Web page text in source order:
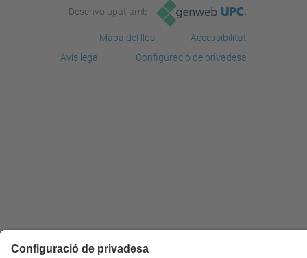
Desenvolupat amb
Mapa del lloc
Accessibilitat
Avís legal
Configuració de privadesa